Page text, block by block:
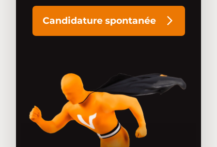
Candidature spontanée